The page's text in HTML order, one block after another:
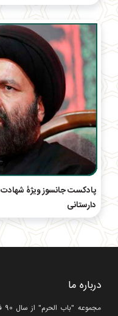
پادکست جانسوز ویژۀ شهادت
دارستانی
درباره ما